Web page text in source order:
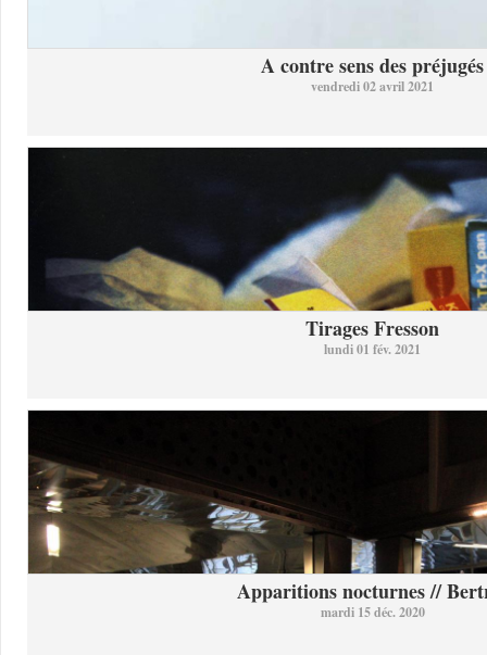
A contre sens des préjugés
vendredi 02 avril 2021
Tirages Fresson
lundi 01 fév. 2021
Apparitions nocturnes //
mardi 15 déc. 2020